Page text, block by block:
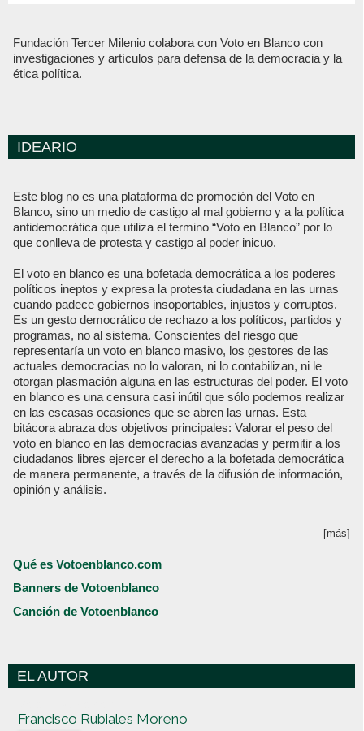
Fundación Tercer Milenio colabora con Voto en Blanco con
investigaciones y artículos para defensa de la democracia y la
ética política.
IDEARIO
Este blog no es una plataforma de promoción del Voto en
Blanco, sino un medio de castigo al mal gobierno y a la política
antidemocrática que utiliza el termino “Voto en Blanco” por lo
que conlleva de protesta y castigo al poder inicuo.
El voto en blanco es una bofetada democrática a los poderes
políticos ineptos y expresa la protesta ciudadana en las urnas
cuando padece gobiernos insoportables, injustos y corruptos.
Es un gesto democrático de rechazo a los políticos, partidos y
programas, no al sistema. Conscientes del riesgo que
representaría un voto en blanco masivo, los gestores de las
actuales democracias no lo valoran, ni lo contabilizan, ni le
otorgan plasmación alguna en las estructuras del poder. El voto
en blanco es una censura casi inútil que sólo podemos realizar
en las escasas ocasiones que se abren las urnas. Esta
bitácora abraza dos objetivos principales: Valorar el peso del
voto en blanco en las democracias avanzadas y permitir a los
ciudadanos libres ejercer el derecho a la bofetada democrática
de manera permanente, a través de la difusión de información,
opinión y análisis.
[más]
Qué es Votoenblanco.com
Banners de Votoenblanco
Canción de Votoenblanco
EL AUTOR
Francisco Rubiales Moreno